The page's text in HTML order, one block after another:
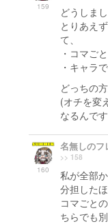
159
どうしま
とりあえ
て、
・コマご
・キャラ
どっちの
(オチを変
なるんで
160
名無しのフ
>> 158
私が全部
分担した
コマごと
ちらでも